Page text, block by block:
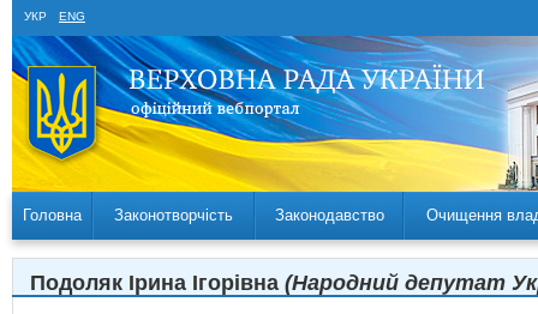
УКР ENG
Головна Законотворчість Законодавство Очищення
Подоляк Ірина Ігорівна (Народний депутат